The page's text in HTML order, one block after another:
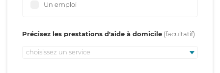
Un emploi
Précisez les prestations d'aide à domicile
choisissez un service